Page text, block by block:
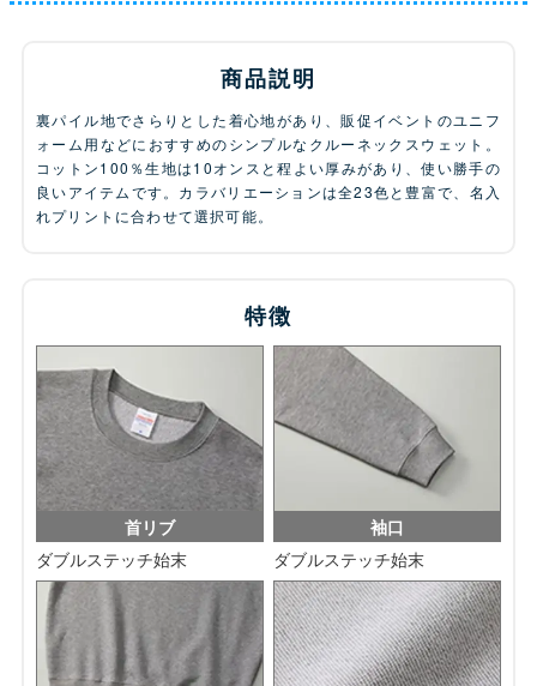
商品説明
裏パイル地でさらりとした着心地があり、販促イベントのユニフ
ォーム用などにおすすめのシンプルなクルーネックスウェット。
コットン100％生地は10オンスと程よい厚みがあり、使い勝手の
良いアイテムです。カラバリエーションは全23色と豊富で、名入
れプリントに合わせて選択可能。
特徴
首リブ
ダブルステッチ始末
袖口
ダブルステッチ始末